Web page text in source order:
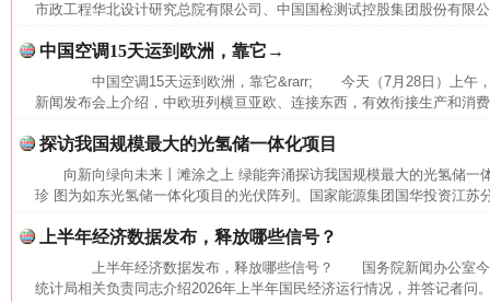
市政工程华北设计研究总院有限公司、中国国检测试控股集团股份有限
中国空调15天运到欧洲，靠它→
中国空调15天运到欧洲，靠它&rarr; 今天（7月28日）上午，
新闻发布会上介绍，中欧班列横亘亚欧、连接东西，有效衔接生产和消
探访我国规模最大的光氢储一体化项目
向新向绿向未来丨滩涂之上 绿能奔涌探访我国规模最大的光氢储一
珍 图为如东光氢储一体化项目的光伏阵列。国家能源集团国华投资
上半年经济数据发布，释放哪些信号？
上半年经济数据发布，释放哪些信号？ 国务院新闻办公室今
统计局相关负责同志介绍2026年上半年国民经济运行情况，并答记者问